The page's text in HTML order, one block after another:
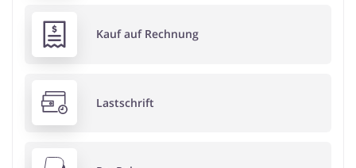
Kauf auf Rechnung
Lastschrift